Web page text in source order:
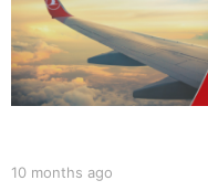
m
o
n
s
b
10 months ago